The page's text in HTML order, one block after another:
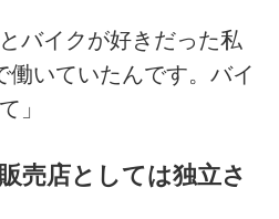
品質サスペンションサービス
供する㈲テクニクス。取り引
ある二輪車販売店は約2500
も上るという。なおかつモト
した。そのバイタリティの源
バイクが好きだった私
働いていたんです。バイ
」
店としては独立さ